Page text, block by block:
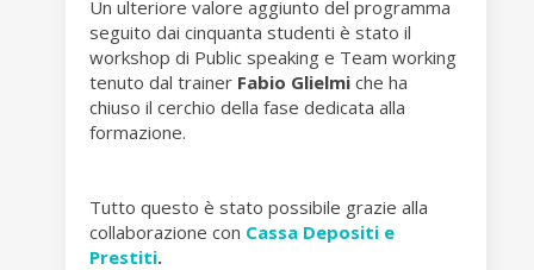
Un ulteriore valore aggiunto del programma
seguito dai cinquanta studenti è stato il
workshop di Public speaking e Team working
tenuto dal trainer Fabio Glielmi che ha
chiuso il cerchio della fase dedicata alla
formazione.
Tutto questo è stato possibile grazie alla
collaborazione con Cassa Depositi e
Prestiti.